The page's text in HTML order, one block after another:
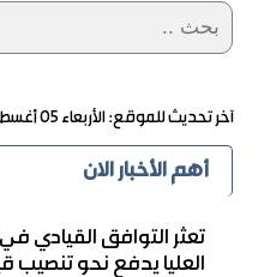
آخر تحديث للموقع: الأربعاء ٠٥ أغسطس ٢٠٢٦ الساعة ١١:٠٥ مساءً
أهم الأخبار الان
تعثر التوافق القيادي في
العليا يدفع نحو تنصيب